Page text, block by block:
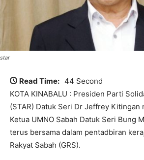
star
Read Time: 44 Second
KOTA KINABALU : Presiden Parti
(STAR) Datuk Seri Dr Jeffrey Kitingan
Ketua UMNO Sabah Datuk Seri Bung
terus bersama dalam pentadbiran
Rakyat Sabah (GRS).